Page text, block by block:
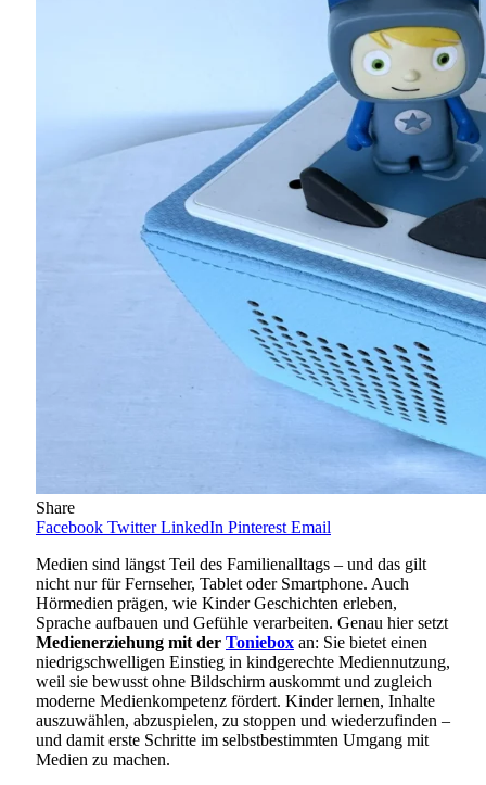
Share
Facebook Twitter LinkedIn Pinterest Email
Medien sind längst Teil des Familienalltags – und das gilt
nicht nur für Fernseher, Tablet oder Smartphone. Auch
Hörmedien prägen, wie Kinder Geschichten erleben,
Sprache aufbauen und Gefühle verarbeiten. Genau hier setzt
Medienerziehung mit der Toniebox an: Sie bietet einen
niedrigschwelligen Einstieg in kindgerechte Mediennutzung,
weil sie bewusst ohne Bildschirm auskommt und zugleich
moderne Medienkompetenz fördert. Kinder lernen, Inhalte
auszuwählen, abzuspielen, zu stoppen und wiederzufinden –
und damit erste Schritte im selbstbestimmten Umgang mit
Medien zu machen.